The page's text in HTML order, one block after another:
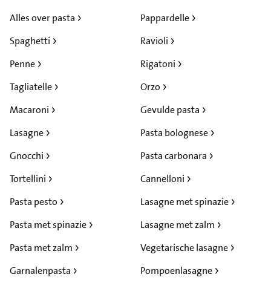
Alles over pasta
Spaghetti
Penne
Tagliatelle
Macaroni
Lasagne
Gnocchi
Tortellini
Pappardelle
Ravioli
Rigatoni
Orzo
Gevulde pasta
Pasta bolognese
Pasta carbonara
Cannelloni
Pasta pesto
Pasta met spinazie
Pasta met zalm
Garnalenpasta
Lasagne met spinazie
Lasagne met zalm
Vegetarische lasagne
Pompoenlasagne